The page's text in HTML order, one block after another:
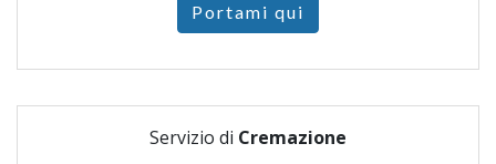
Portami qui
Servizio di Cremazione